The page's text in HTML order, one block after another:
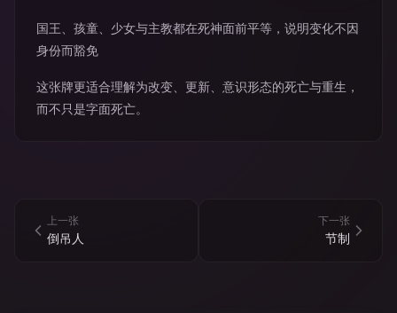
国王、孩童、少女与主教都在死神面前平等，说明变化不因
身份而豁免
这张牌更适合理解为改变、更新、意识形态的死亡与重生，
而不只是字面死亡。
上一张
倒吊人
下一张
节制